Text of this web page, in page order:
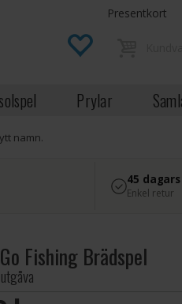
Presentkort
Prylar
namn.
45
Enkel retur
Fishing Brädspel